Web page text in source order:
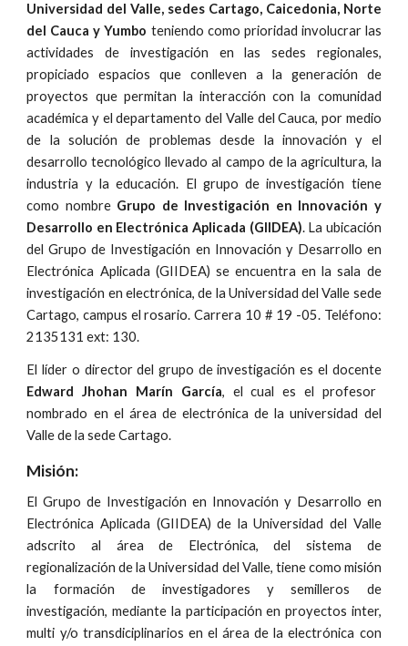
Universidad del Valle, sedes Cartago, Caicedonia, Norte
del Cauca y Yumbo teniendo como prioridad involucrar las
actividades de investigación en las sedes regionales,
propiciado espacios que conlleven a la generación de
proyectos que permitan la interacción con la comunidad
académica y el departamento del Valle del Cauca, por medio
de la solución de problemas desde la innovación y el
desarrollo tecnológico llevado al campo de la agricultura, la
industria y la educación. El grupo de investigación tiene
como nombre Grupo de Investigación en Innovación y
Desarrollo en Electrónica Aplicada (GIIDEA). La ubicación
del Grupo de Investigación en Innovación y Desarrollo en
Electrónica Aplicada (GIIDEA) se encuentra en la sala de
investigación en electrónica, de la Universidad del Valle sede
Cartago, campus el rosario. Carrera 10 # 19 -05. Teléfono:
2135131 ext: 130.
El líder o director del grupo de investigación es el docente
Edward Jhohan Marín García, el cual es el profesor
nombrado en el área de electrónica de la universidad del
Valle de la sede Cartago.
Misión:
El Grupo de Investigación en Innovación y Desarrollo en
Electrónica Aplicada (GIIDEA) de la Universidad del Valle
adscrito al área de Electrónica, del sistema de
regionalización de la Universidad del Valle, tiene como misión
la formación de investigadores y semilleros de
investigación, mediante la participación en proyectos inter,
multi y/o transdiciplinarios en el área de la electrónica con